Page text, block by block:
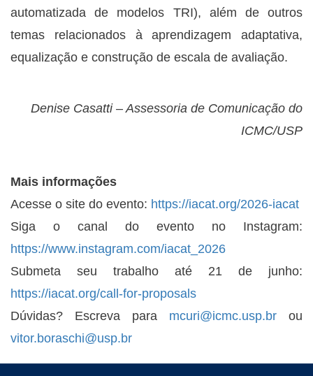
automatizada de modelos TRI), além de outros
temas relacionados à aprendizagem adaptativa,
equalização e construção de escala de avaliação.
Denise Casatti – Assessoria de Comunicação do
ICMC/USP
Mais informações
Acesse o site do evento: https://iacat.org/2026-iacat
Siga o canal do evento no Instagram:
https://www.instagram.com/iacat_2026
Submeta seu trabalho até 21 de junho:
https://iacat.org/call-for-proposals
Dúvidas? Escreva para mcuri@icmc.usp.br ou
vitor.boraschi@usp.br